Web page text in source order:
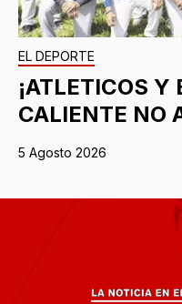
EL DEPORTE
¡ATLETICOS Y
CALIENTE NO
5 Agosto 2026